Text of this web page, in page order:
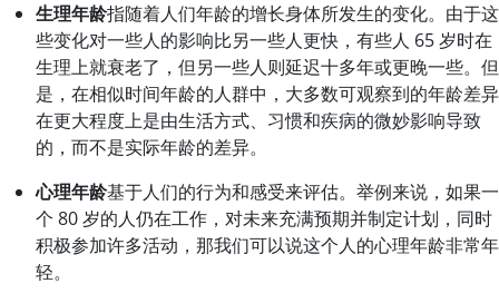
生理年龄指随着人们年龄的增长身体所发生的变化。由于这
些变化对一些人的影响比另一些人更快，有些人 65 岁时在
生理上就衰老了，但另一些人则延迟十多年或更晚一些。但
是，在相似时间年龄的人群中，大多数可观察到的年龄差异
在更大程度上是由生活方式、习惯和疾病的微妙影响导致
的，而不是实际年龄的差异。
心理年龄基于人们的行为和感受来评估。举例来说，如果一
个 80 岁的人仍在工作，对未来充满预期并制定计划，同时
积极参加许多活动，那我们可以说这个人的心理年龄非常年
轻。